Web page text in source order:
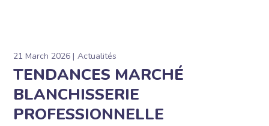
21 March 2026 Actualités
TENDANCES MARCHÉ
BLANCHISSERIE
PROFESSIONNELLE